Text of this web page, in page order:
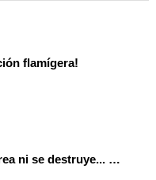
flamígera!
La energía ni se crea ni se destruye... ¡se experimenta! El Tierno en la Feria Madrid es Ciencia 2026